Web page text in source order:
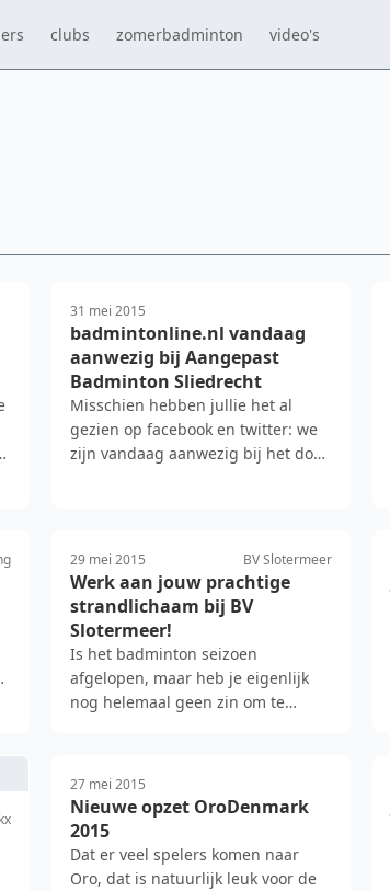
clubs zomerbadminton video's
31 mei 2015
badmintonline.nl vandaag
aanwezig bij Aangepast
Badminton Sliedrecht
Misschien hebben jullie het al
gezien op facebook en twitter: we
zijn vandaag aanwezig bij het door
29 mei 2015 BV Slotermeer
Werk aan jouw prachtige
strandlichaam bij BV
Slotermeer!
Is het badminton seizoen
afgelopen, maar heb je eigenlijk
nog helemaal geen zin om te
27 mei 2015
Nieuwe opzet OroDenmark
2015
Dat er veel spelers komen naar
Oro, dat is natuurlijk leuk voor de